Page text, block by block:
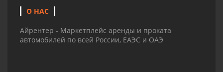
О НАС
Айрентер - Маркетплейс аренды и проката
автомобилей по всей России, ЕАЭС и ОАЭ